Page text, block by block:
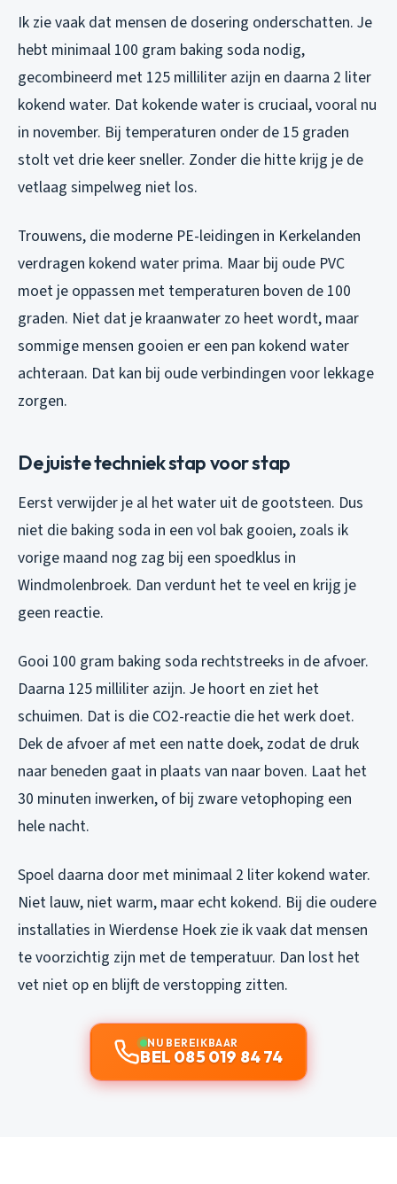
Ik zie vaak dat mensen de dosering onderschatten. Je
hebt minimaal 100 gram baking soda nodig,
gecombineerd met 125 milliliter azijn en daarna 2 liter
kokend water. Dat kokende water is cruciaal, vooral nu
in november. Bij temperaturen onder de 15 graden
stolt vet drie keer sneller. Zonder die hitte krijg je de
vetlaag simpelweg niet los.
Trouwens, die moderne PE-leidingen in Kerkelanden
verdragen kokend water prima. Maar bij oude PVC
moet je oppassen met temperaturen boven de 100
graden. Niet dat je kraanwater zo heet wordt, maar
sommige mensen gooien er een pan kokend water
achteraan. Dat kan bij oude verbindingen voor lekkage
zorgen.
De juiste techniek stap voor stap
Eerst verwijder je al het water uit de gootsteen. Dus
niet die baking soda in een vol bak gooien, zoals ik
vorige maand nog zag bij een spoedklus in
Windmolenbroek. Dan verdunt het te veel en krijg je
geen reactie.
Gooi 100 gram baking soda rechtstreeks in de afvoer.
Daarna 125 milliliter azijn. Je hoort en ziet het
schuimen. Dat is die CO2-reactie die het werk doet.
Dek de afvoer af met een natte doek, zodat de druk
naar beneden gaat in plaats van naar boven. Laat het
30 minuten inwerken, of bij zware vetophoping een
hele nacht.
Spoel daarna door met minimaal 2 liter kokend water.
Niet lauw, niet warm, maar echt kokend. Bij die oudere
installaties in Wierdense Hoek zie ik vaak dat mensen
te voorzichtig zijn met de temperatuur. Dan lost het
vet niet op en blijft de verstopping zitten.
NU BEREIKBAAR
BEL 085 019 84 74